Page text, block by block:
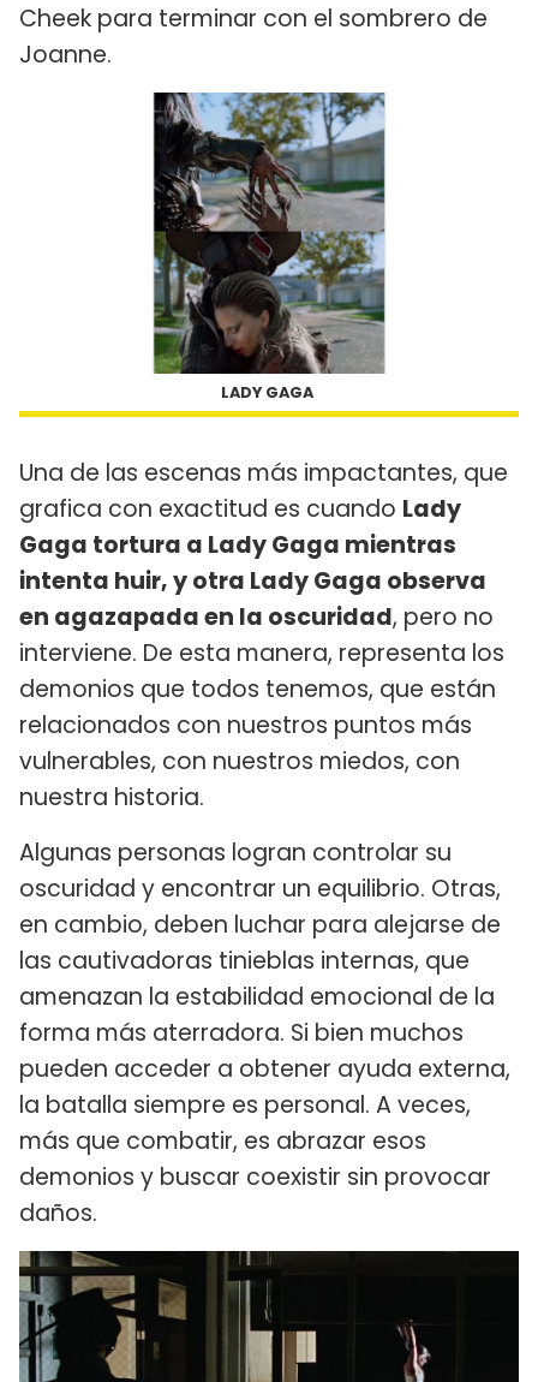
Cheek para terminar con el sombrero de
Joanne.
LADY GAGA
Una de las escenas más impactantes, que
grafica con exactitud es cuando Lady
Gaga tortura a Lady Gaga mientras
intenta huir, y otra Lady Gaga observa
en agazapada en la oscuridad, pero no
interviene. De esta manera, representa los
demonios que todos tenemos, que están
relacionados con nuestros puntos más
vulnerables, con nuestros miedos, con
nuestra historia.
Algunas personas logran controlar su
oscuridad y encontrar un equilibrio. Otras,
en cambio, deben luchar para alejarse de
las cautivadoras tinieblas internas, que
amenazan la estabilidad emocional de la
forma más aterradora. Si bien muchos
pueden acceder a obtener ayuda externa,
la batalla siempre es personal. A veces,
más que combatir, es abrazar esos
demonios y buscar coexistir sin provocar
daños.